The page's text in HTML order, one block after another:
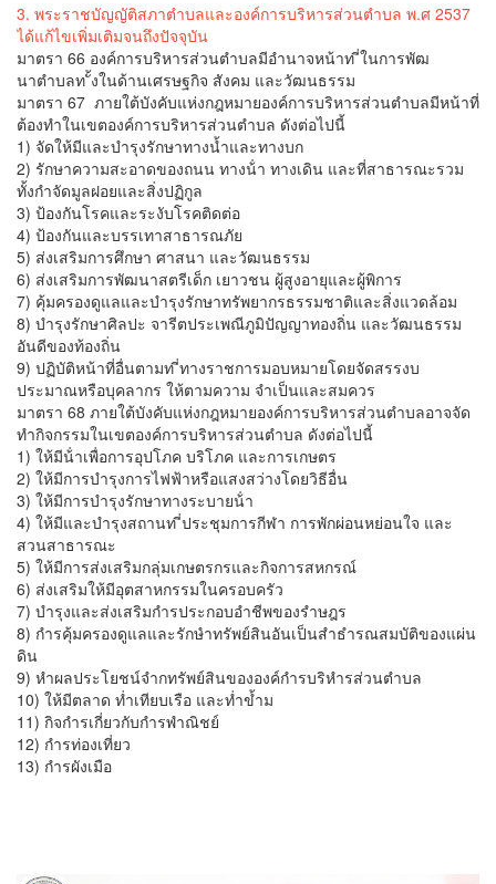
3. พระราชบัญญัติสภาตำบลและองค์การบริหารส่วนตำบล พ.ศ 2537
ได้แก้ไขเพิ่มเติมจนถึงปัจจุบัน
มาตรา 66 องค์การบริหารส่วนตำบลมีอํานาจหน้าท ี่ในการพัฒ
นาตําบลท ั้งในด้านเศรษฐกิจ สังคม และวัฒนธรรม
มาตรา 67 ภายใต้บังคับแห่งกฎหมายองค์การบริหารส่วนตําบลมีหน้าที่
ต้องทําในเขตองค์การบริหารส่วนตําบล ดังต่อไปนี้
1) จัดให้มีและบํารุงรักษาทางน้ำและทางบก
2) รักษาความสะอาดของถนน ทางน้ํา ทางเดิน และที่สาธารณะรวม
ทั้งกําจัดมูลฝอยและสิ่งปฏิกูล
3) ป้องกันโรคและระงับโรคติดต่อ
4) ป้องกันและบรรเทาสาธารณภัย
5) ส่งเสริมการศึกษา ศาสนา และวัฒนธรรม
6) ส่งเสริมการพัฒนาสตรีเด็ก เยาวชน ผู้สูงอายุและผู้พิการ
7) คุ้มครองดูแลและบํารุงรักษาทรัพยากรธรรมชาติและสิ่งแวดล้อม
8) บํารุงรักษาศิลปะ จารีตประเพณีภูมิปัญญาทองถิ่น และวัฒนธรรม
อันดีของท้องถิ่น
9) ปฏิบัติหน้าที่อื่นตามท ี่ทางราชการมอบหมายโดยจัดสรรงบ
ประมาณหรือบุคลากร ให้ตามความ จําเป็นและสมควร
มาตรา 68 ภายใต้บังคับแห่งกฎหมายองค์การบริหารส่วนตําบลอาจจัด
ทํากิจกรรมในเขตองค์การบริหารส่วนตําบล ดังต่อไปนี้
1) ให้มีน้ําเพื่อการอุปโภค บริโภค และการเกษตร
2) ให้มีการบํารุงการไฟฟ้าหรือแสงสว่างโดยวิธีอื่น
3) ให้มีการบํารุงรักษาทางระบายน้ํา
4) ให้มีและบํารุงสถานท ี่ประชุมการกีฬา การพักผ่อนหย่อนใจ และ
สวนสาธารณะ
5) ให้มีการส่งเสริมกลุ่มเกษตรกรและกิจการสหกรณ์
6) ส่งเสริมให้มีอุตสาหกรรมในครอบครัว
7) บำรุงและส่งเสริมกำรประกอบอำชีพของรำษฎร
8) กำรคุ้มครองดูแลและรักษำทรัพย์สินอันเป็นสำธำรณสมบัติของแผ่น
ดิน
9) หำผลประโยชน์จำกทรัพย์สินขององค์กำรบริหำรส่วนตำบล
10) ให้มีตลาด ท่ำเทียบเรือ และท่ำข้ำม
11) กิจกำรเกี่ยวกับกำรพำณิชย์
12) กำรท่องเที่ยว
13) กำรผังเมือ